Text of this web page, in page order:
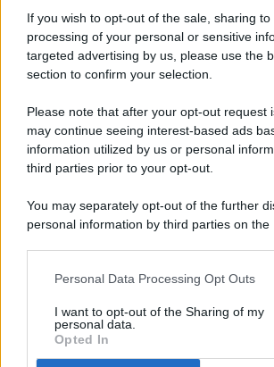
If you wish to opt-out of the sale, sharing
processing of your personal or sensitive
targeted advertising by us, please use the
section to confirm your selection.
Please note that after your opt-out request
may continue seeing interest-based ads
information utilized by us or personal
third parties prior to your opt-out.
You may separately opt-out of the further
personal information by third parties on the
This information may also be disclosed by
disclose it to other third parties.
Personal Data Processing Opt Outs
I want to opt-out of the Sharing of my
personal data.
Opted In
© 2026 - Pianeta Design - P.IVA
Registrata Al Tribunale Di Nocera Inferiore
ISCRIZIONE AL ROC N. 35792 –
(ASSOCIAZIONE NAZIONALE
PREFERENZE PRIVACY